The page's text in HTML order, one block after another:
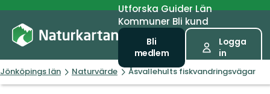
UtforskaGuiderLän
Kommuner Bli kund
Bli
medlem
Logga
in
Jönköpings län Naturvärde Åsvallehults fiskvandringsvägar